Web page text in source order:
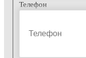
Телефон